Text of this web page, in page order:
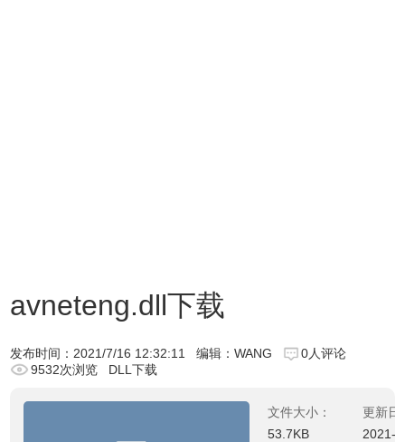
avneteng.dll下载
发布时间： 2021/7/16 12:32:11 编辑：WANG
0人评论
9532次浏览
DLL下载
文件大小：
53.7KB
更新日
2021-